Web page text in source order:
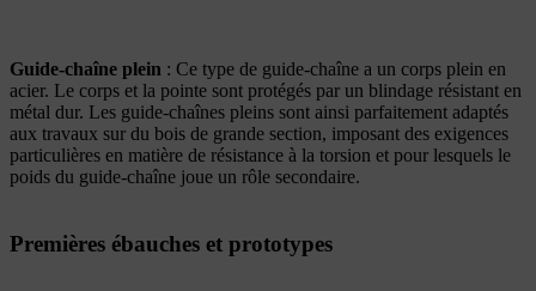
Guide-chaîne plein : Ce type de guide-chaîne a un corps plein en
acier. Le corps et la pointe sont protégés par un blindage résistant en
métal dur. Les guide-chaînes pleins sont ainsi parfaitement adaptés
aux travaux sur du bois de grande section, imposant des exigences
particulières en matière de résistance à la torsion et pour lesquels le
poids du guide-chaîne joue un rôle secondaire.
Premières ébauches et prototypes